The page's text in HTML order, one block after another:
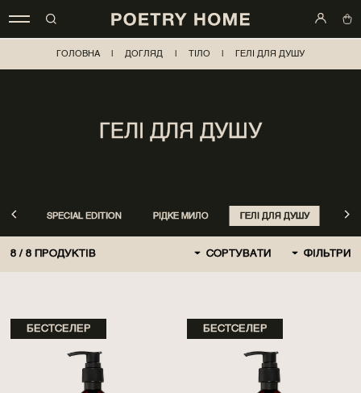
ГОЛОВНА ДОГЛЯД ТІЛО ГЕЛІ ДЛЯ ДУШУ
ГЕЛІ ДЛЯ ДУШУ
SPECIAL EDITION РІДКЕ МИЛО ГЕЛІ ДЛЯ ДУШУ
8 / 8 ПРОДУКТІВ СОРТУВАТИ ФІЛЬТРИ
СПОЧАТКУ ДЕШЕВШЕ
СПОЧАТКУ ДОРОЖЧЕ
БЕСТСЕЛЕР БЕСТСЕЛЕР